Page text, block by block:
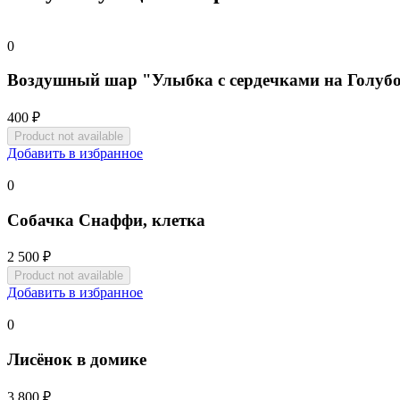
0
Воздушный шар "Улыбка с сердечками на
400 ₽
Добавить в избранное
0
Собачка Снаффи, клетка
2 500 ₽
Добавить в избранное
0
Лисёнок в домике
3 800 ₽